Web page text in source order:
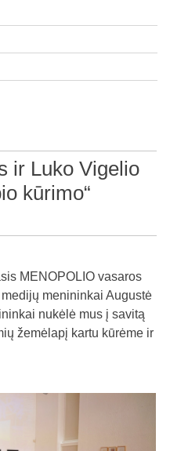
ir Luko Vigelio
kūrimo“
MENOPOLIO vasaros
menininkai Augustė
nukėlė mus į savitą
žemėlapį kartu kūrėme ir